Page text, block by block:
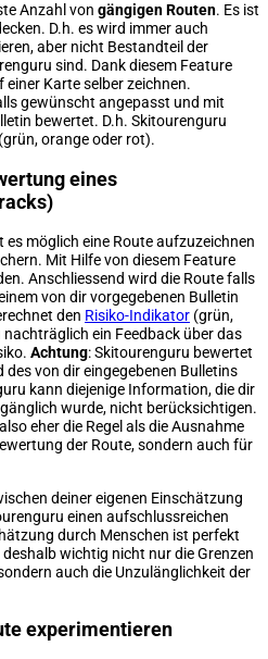
Anzahl von gängigen Routen. Es ist
D.h. es wird immer auch
aber nicht Bestandteil der
sind. Dank diesem Feature
Karte selber zeichnen.
gewünscht angepasst und mit
bewertet. D.h. Skitourenguru
(grün, orange oder rot).
eines
es möglich eine Route aufzuzeichnen
Mit Hilfe von diesem Feature
Anschliessend wird die Route falls
von dir vorgegebenen Bulletin
den Risiko-Indikator (grün,
ein Feedback über das
Achtung: Skitourenguru bewertet
von dir eingegebenen Bulletins
kann diejenige Information, die dir
wurde, nicht berücksichtigen.
eher die Regel als die Ausnahme
der Route, sondern auch für
deiner eigenen Einschätzung
einen aufschlussreichen
durch Menschen ist perfekt
wichtig nicht nur die Grenzen
auch die Unzulänglichkeit der
experimentieren